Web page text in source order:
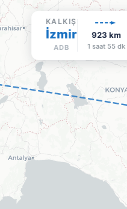
KALKIŞ
İzmir
ADB
923km
1 saat 55 dk